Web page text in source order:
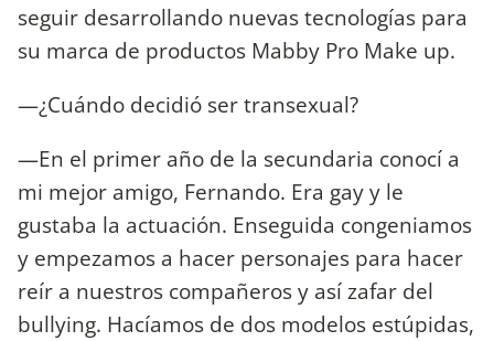
seguir desarrollando nuevas tecnologías para
su marca de productos Mabby Pro Make up.
—¿Cuándo decidió ser transexual?
—En el primer año de la secundaria conocí a
mi mejor amigo, Fernando. Era gay y le
gustaba la actuación. Enseguida congeniamos
y empezamos a hacer personajes para hacer
reír a nuestros compañeros y así zafar del
bullying. Hacíamos de dos modelos estúpidas,